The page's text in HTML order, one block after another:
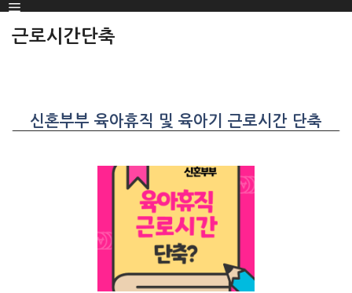
SKIP
TO
Menu
근로시간단축
신혼부부 육아휴직 및 육아기 근로시간 단축